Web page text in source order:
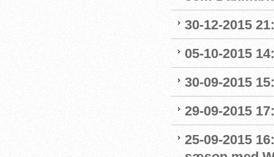
30-12-2015
05-10-2015
30-09-2015
29-09-2015
25-09-2015